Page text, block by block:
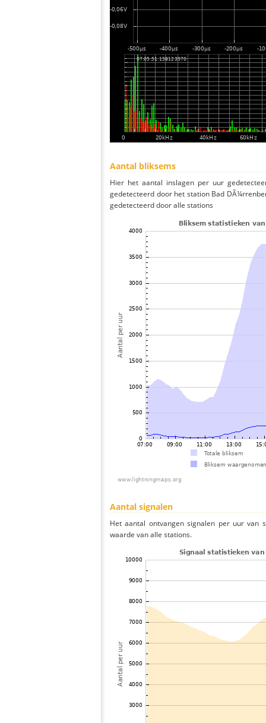
Aantal bliksems
Hier het aantal inslagen per uur
gedetecteerd door het station Bad
gedetecteerd door alle stations
Aantal signalen
Het aantal ontvangen signalen per uur van
waarde van alle stations.